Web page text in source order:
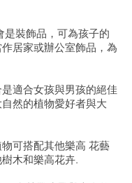
是裝飾品，可為孩子的
居家或辦公室飾品，為
適合女孩與男孩的絕佳
然的植物愛好者與大
可搭配其他樂高 花藝
木和樂高花卉.